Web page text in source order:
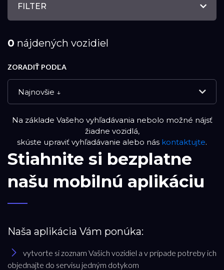
FILTER
0 nájdených vozidiel
ZORADIŤ PODĽA
Najnovšie ↓
DEMO VOZIDLÁ
PREVERENÉ JAZDENÉ VOZIDLÁ
Značka
Na základe Vašeho vyhľadávania nebolo možné nájsť
žiadne vozidlá,
skúste upraviť vyhľadávanie alebo nás kontaktujte.
Stiahnite si bezplatne
našu mobilnú aplikáciu
Naša aplikácia Vám ponúka:
vytvorte si zoznam Vašich vozidiel a v prípade potreby ich
objednajte do servisu jedným dotykom